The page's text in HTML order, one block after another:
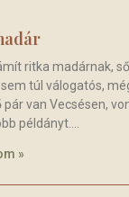
ritka madárnak,
túl válogatós,
van Vecsésen,
példányt.
»